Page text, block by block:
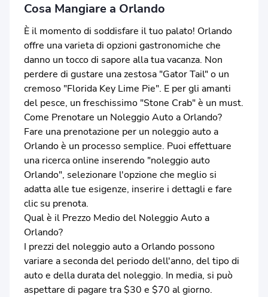
Cosa Mangiare a Orlando
È il momento di soddisfare il tuo palato! Orlando
offre una varieta di opzioni gastronomiche che
danno un tocco di sapore alla tua vacanza. Non
perdere di gustare una zestosa "Gator Tail" o un
cremoso "Florida Key Lime Pie". E per gli amanti
del pesce, un freschissimo "Stone Crab" è un must.
Come Prenotare un Noleggio Auto a Orlando?
Fare una prenotazione per un noleggio auto a
Orlando è un processo semplice. Puoi effettuare
una ricerca online inserendo "noleggio auto
Orlando", selezionare l'opzione che meglio si
adatta alle tue esigenze, inserire i dettagli e fare
clic su prenota.
Qual è il Prezzo Medio del Noleggio Auto a
Orlando?
I prezzi del noleggio auto a Orlando possono
variare a seconda del periodo dell'anno, del tipo di
auto e della durata del noleggio. In media, si può
aspettare di pagare tra $30 e $70 al giorno.